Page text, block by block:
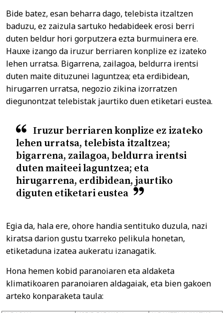
Bide batez, esan beharra dago, telebista itzaltzen
baduzu, ez zaizula sartuko hedabideek erosi berri
duten beldur hori gorputzera ezta burmuinera ere.
Hauxe izango da iruzur berriaren konplize ez izateko
lehen urratsa. Bigarrena, zailagoa, beldurra irentsi
duten maite dituzunei laguntzea; eta erdibidean,
hirugarren urratsa, negozio zikina izorratzen
diegunontzat telebistak jaurtiko duen etiketari eustea.
Iruzur berriaren konplize ez izateko
lehen urratsa, telebista itzaltzea;
bigarrena, zailagoa, beldurra irentsi
duten maiteei laguntzea; eta
hirugarrena, erdibidean, jaurtiko
diguten etiketari eustea
Egia da, hala ere, ohore handia sentituko duzula, nazi
kiratsa darion gustu txarreko pelikula honetan,
etiketaduna izatea aukeratu izanagatik.
Hona hemen kobid paranoiaren eta aldaketa
klimatikoaren paranoiaren aldagaiak, eta bien gakoen
arteko konparaketa taula: